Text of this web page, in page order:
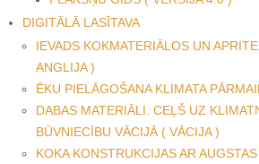
DIGITĀLĀ LASĪTAVA
IEVADS KOKMATERIĀLOS UN
ANGLIJA )
ĒKU PIELĀGOŠANA KLIMATA
DABAS MATERIĀLI. CEĻŠ UZ
BŪVNIECĪBU VĀCIJĀ ( VĀCIJA )
KOKA KONSTRUKCIJAS AR